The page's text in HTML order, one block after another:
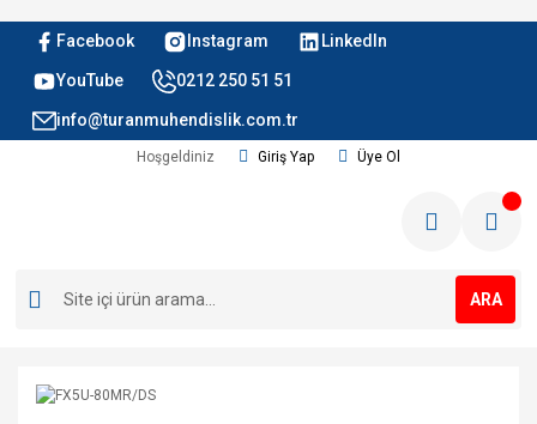
Facebook Instagram LinkedIn
YouTube 0212 250 51 51
info@turanmuhendislik.com.tr
Hoşgeldiniz Giriş Yap Üye Ol
ARA